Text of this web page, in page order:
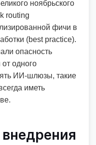
ноябрьского
routing
фичи в
(best practice).
опасность
одного
ИИ-шлюзы, такие
иметь